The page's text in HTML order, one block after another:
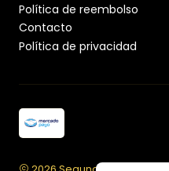
Política de reembolso
Contacto
Política de privacidad